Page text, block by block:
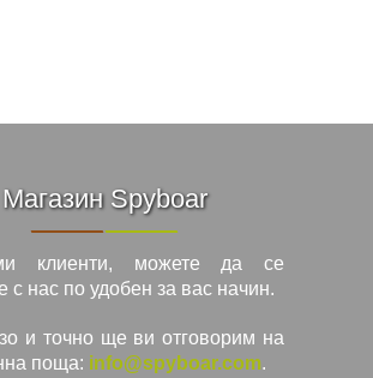
продукти
Магазин Spyboar
клиенти, можете да се
с нас по удобен за вас начин.
и точно ще ви отговорим на
поща: info@spyboar.com.